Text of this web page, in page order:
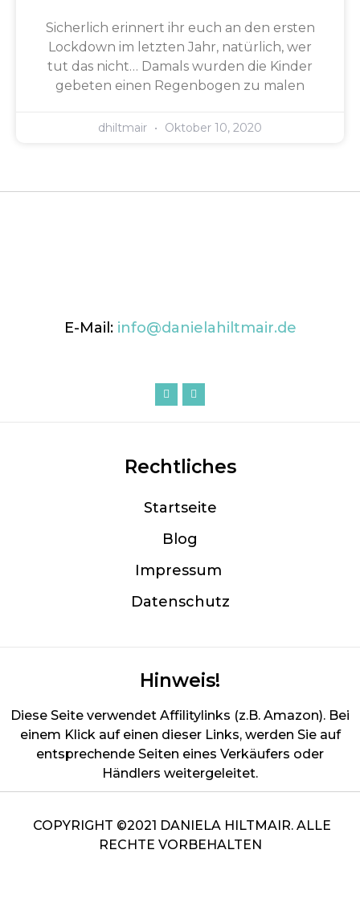
Sicherlich erinnert ihr euch an den ersten
Lockdown im letzten Jahr, natürlich, wer
tut das nicht… Damals wurden die Kinder
gebeten einen Regenbogen zu malen
dhiltmair Oktober 10, 2020
E-Mail: info@danielahiltmair.de
Rechtliches
Startseite
Blog
Impressum
Datenschutz
Hinweis!
Diese Seite verwendet Affilitylinks (z.B. Amazon). Bei
einem Klick auf einen dieser Links, werden Sie auf
entsprechende Seiten eines Verkäufers oder
Händlers weitergeleitet.
COPYRIGHT ©2021 DANIELA HILTMAIR. ALLE
RECHTE VORBEHALTEN